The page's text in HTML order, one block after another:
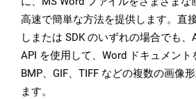
高速で簡単な方法を提供します。直
しまたは SDK のいずれの場合でも
API を使用して、Word ドキュメント
BMP、GIF、TIFF などの複数の画像
ます。